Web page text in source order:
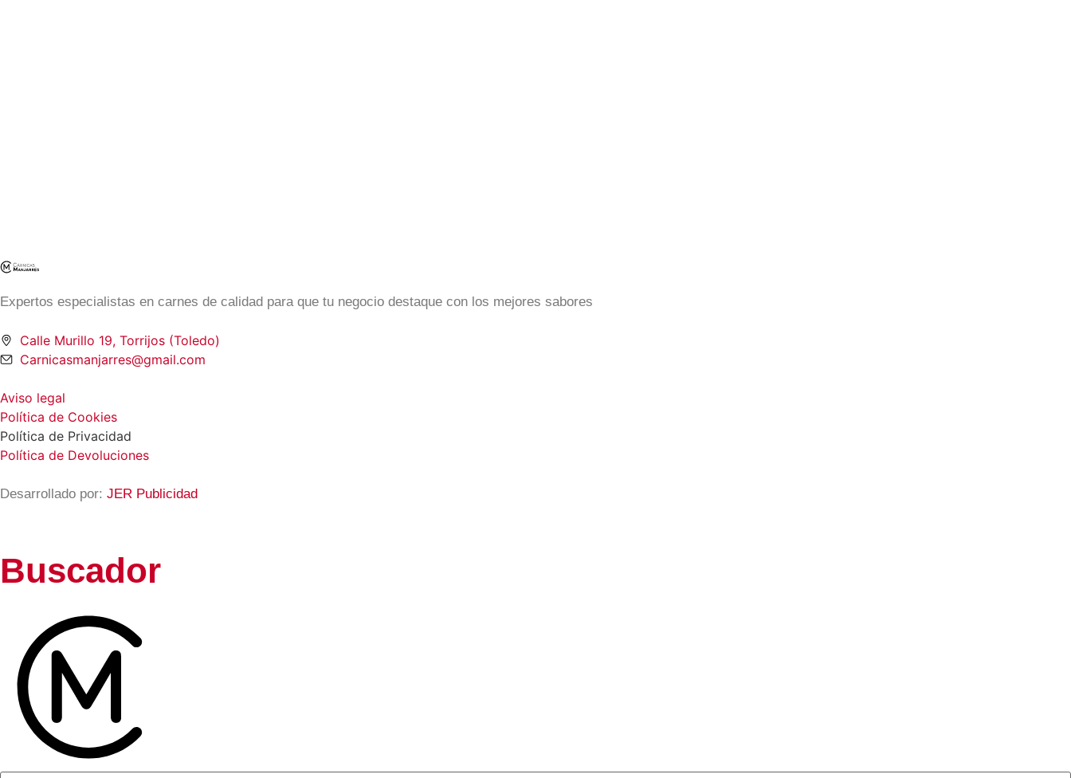
Expertos especialistas en carnes de calidad para que tu negocio destaque con los mejores sabores
Calle Murillo 19, Torrijos (Toledo)
Carnicasmanjarres@gmail.com
Aviso legal
Política de Cookies
Política de Privacidad
Política de Devoluciones
Desarrollado por: JER Publicidad
Buscador